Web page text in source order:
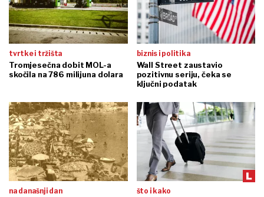
tvrtke i tržišta
Tromjesečna dobit MOL-a
skočila na 786 milijuna dolara
biznis i politika
Wall Street zaustavio
pozitivnu seriju, čeka se
ključni podatak
na današnji dan što i kako